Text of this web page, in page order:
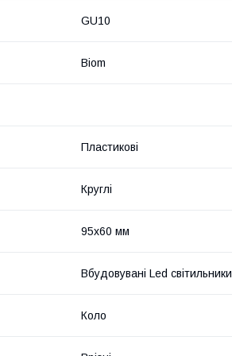
GU10
Biom
Пластикові
Круглі
95x60 мм
Вбудовувані Led світильники
Коло